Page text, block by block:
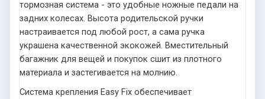
тормозная система - это удобные ножные педали на
задних колесах. Высота родительской ручки
настраивается под любой рост, а сама ручка
украшена качественной экокожей. Вместительный
багажник для вещей и покупок сшит из плотного
материала и застегивается на молнию.
Система крепления Easy Fix обеспечивает